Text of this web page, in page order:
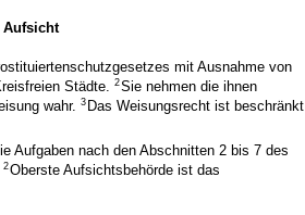
Aufsicht
mit Ausnahme von
Städte.2Sie nehmen die ihnen
wahr.3 Das Weisungsrecht ist beschränkt
Aufgaben nach den Abschnitten 2 bis 7 des
2Oberste Aufsichtsbehörde ist das